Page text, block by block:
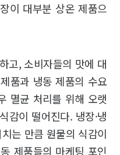
이 대부분 상온 제품으
고, 소비자들의 맛에 대
품과 냉동 제품의 수요
멸균 처리를 위해 오랫
감이 떨어진다. 냉장·냉
는 만큼 원물의 식감이
제품들의 마케팅 포인